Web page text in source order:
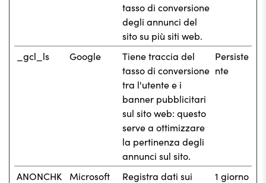
tasso di conversione
degli annunci del
sito su più siti web.
_gcl_ls Google
Tiene traccia del
tasso di conversione
tra l'utente e i
banner pubblicitari
sul sito web: questo
serve a ottimizzare
la pertinenza degli
annunci sul sito.
Persiste
nte
ANONCHK Microsoft
Registra dati sui
1 giorno